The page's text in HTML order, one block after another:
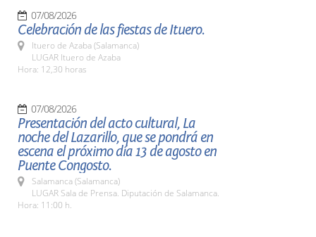
07/08/2026
Celebración de las fiestas de Ituero.
Ituero de Azaba (Salamanca)
LUGAR Ituero de Azaba
Hora: 12,30 horas
07/08/2026
Presentación del acto cultural, La
noche del Lazarillo, que se pondrá en
escena el próximo día 13 de agosto en
Puente Congosto.
Salamanca (Salamanca)
LUGAR Sala de Prensa. Diputación de Salamanca.
Hora: 11:00 h.